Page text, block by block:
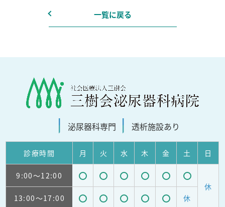
一覧に戻る
泌尿器科専門 透析施設あり
診療時間 月 火 水 木 金 土 日
9:00～12:00
受
付
受
付
受
付
受
付
受
付
受
付
休
13:00～17:00
休